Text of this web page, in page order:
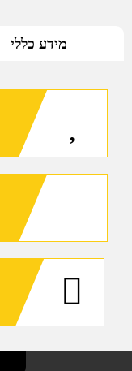
מידע כללי